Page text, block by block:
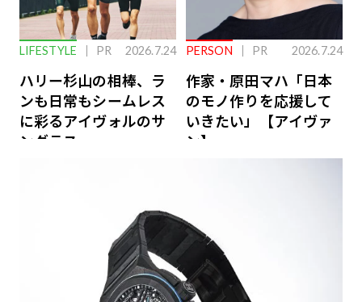
LIFESTYLE PR 2026.7.24
ハリー杉山の相棒、ラ
ンも日常もシームレス
に彩るアイヴォルのサ
ングラス
PERSON PR 2026.7.24
作家・原田マハ「日本
のモノ作りを応援して
いきたい」【アイヴァ
ン】